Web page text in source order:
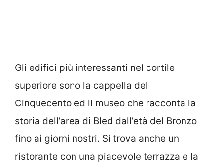
Gli edifici più interessanti nel cortile
superiore sono la cappella del
Cinquecento ed il museo che racconta la
storia dell’area di Bled dall’età del Bronzo
fino ai giorni nostri. Si trova anche un
ristorante con una piacevole terrazza e la